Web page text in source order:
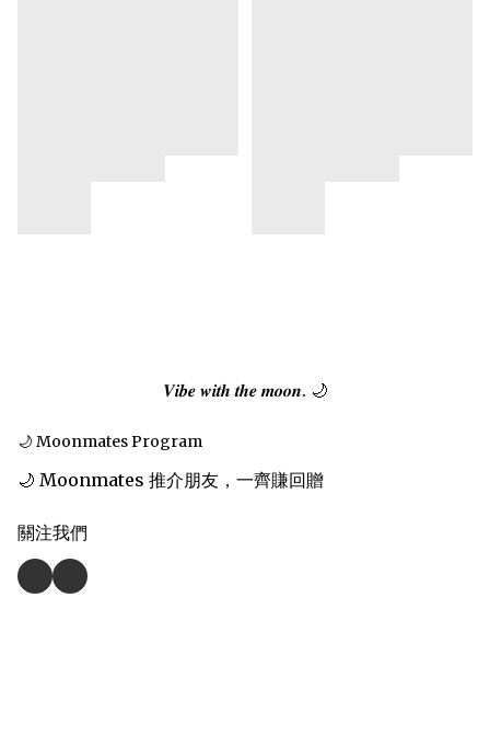
𝑽𝒊𝒃𝒆 𝒘𝒊𝒕𝒉 𝒕𝒉𝒆 𝒎𝒐𝒐𝒏. 🌙
🌙 Moonmates Program
🌙 Moonmates 推介朋友，一齊賺回贈
關注我們